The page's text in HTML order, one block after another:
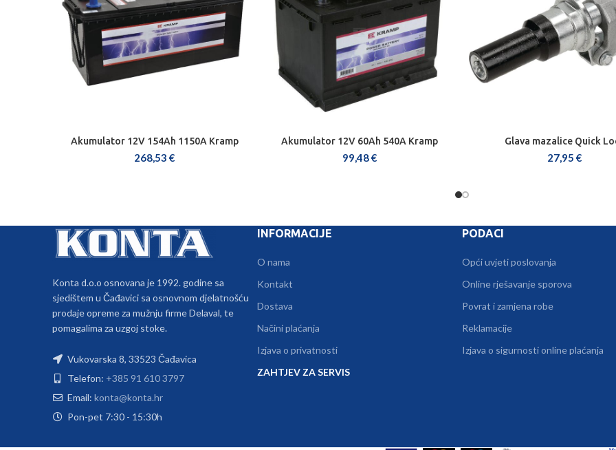
DODAJ U KOŠARICU
Akumulator 12V 154Ah 1150A Kramp
268,53 €
DODAJ U KOŠARICU
Akumulator 12V 60Ah 540A Kramp
99,48€
DODAJ U KOŠARICU
Glava mazalice Quick
27,95 €
Konta d.o.o osnovana je 1992. godine sa
sjedištem u Čađavici sa osnovnom djelatnošću
prodaje opreme za mužnju firme Delaval, te
pomagalima za uzgoj stoke.
Vukovarska 8, 33523 Čađavica
Telefon: +385 91 610 3797
Email: konta@konta.hr
Pon-pet 7:30 - 15:30h
INFORMACIJE
O nama
Kontakt
Dostava
Načini plaćanja
Izjava o privatnosti
ZAHTJEV ZA SERVIS
PODACI
Opći uvjeti poslovanja
Online rješavanje sporova
Povrat i zamjena robe
Reklamacije
Izjava o sigurnosti online plaćanja